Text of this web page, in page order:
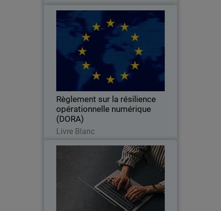
Thumbnail
Règlement sur la résilience
opérationnelle numérique
(DORA)
Livre Blanc
Règlement sur la résilience
opérationnelle numérique
Body
Découvrez comment les solutions de
WatchGuard aident les entités
financières à répondre aux exigences
réglementaires du nouveau DORA
Lire maintenant
Solution NDR pilotée par l'IA
Body
Découvrez les cinq cas d'utilisation
critiques couverts par ThreatSync NDR
et la valeur ajoutée de cette solution